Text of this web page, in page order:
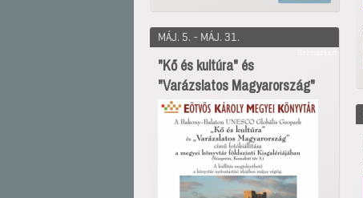
MÁJ. 5. - MÁJ. 31.
"Kő és kultúra" és
"Varázslatos Magyarország"